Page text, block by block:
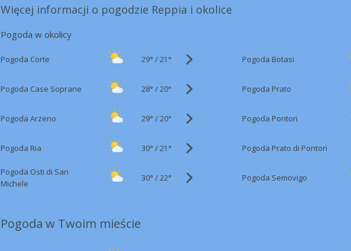
Więcej informacji o pogodzie Reppia i okolice
Pogoda w okolicy
Pogoda Corte 29° /21° Pogoda Botasi
Pogoda Case Soprane 28° /20° Pogoda Prato
Pogoda Arzeno 29° /20° Pogoda Pontori
Pogoda Ria 30° /21° Pogoda Prato di Pontori
Pogoda Osti di San
Michele
30° /22° Pogoda Semovigo
Pogoda w Twoim mieście